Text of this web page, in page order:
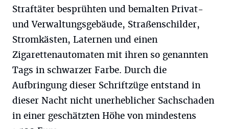
Straftäter besprühten und bemalten Privat-
und Verwaltungsgebäude, Straßenschilder,
Stromkästen, Laternen und einen
Zigarettenautomaten mit ihren so genannten
Tags in schwarzer Farbe. Durch die
Aufbringung dieser Schriftzüge entstand in
dieser Nacht nicht unerheblicher Sachschaden
in einer geschätzten Höhe von mindestens